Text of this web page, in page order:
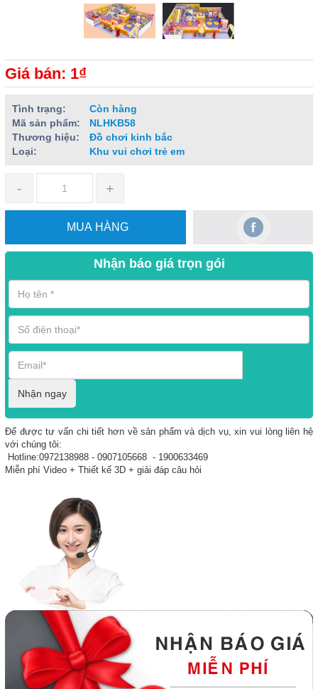
Giá bán: 1₫
Tình trạng:
Còn hàng
Mã sản phẩm:
NLHKB58
Thương hiệu:
Đồ chơi kinh bắc
Loại:
Khu vui chơi trẻ em
- +
MUA HÀNG
Nhận báo giá trọn gói
Nhận ngay
Để được tư vấn chi tiết hơn về sản phẩm và dịch vụ, xin vui lòng liên hệ
với chúng tôi:
Hotline:0972138988 - 0907105668 - 1900633469
Miễn phí Video + Thiết kế 3D + giải đáp câu hỏi